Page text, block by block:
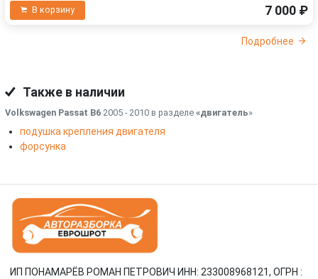
В корзину 7 000 ₽
Подробнее
Также в наличии
Volkswagen Passat B6 2005 - 2010 в разделе «двигатель»
подушка крепления двигателя
форсунка
ИП ПОНАМАРЁВ РОМАН ПЕТРОВИЧ ИНН: 233008968121, ОГРН :